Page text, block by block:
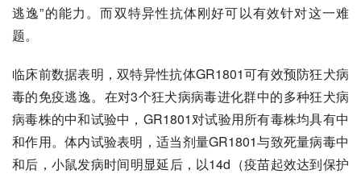
逃逸”的能力。而双特异性抗体刚好可以有效针对这一难
题。
临床前数据表明，双特异性抗体GR1801可有效预防狂犬病
毒的免疫逃逸。在对3个狂犬病病毒进化群中的多种狂犬病
病毒株的中和试验中，GR1801对试验用所有毒株均具有中
和作用。体内试验表明，适当剂量GR1801与致死量病毒中
和后，小鼠发病时间明显延后，以14d（疫苗起效达到保护